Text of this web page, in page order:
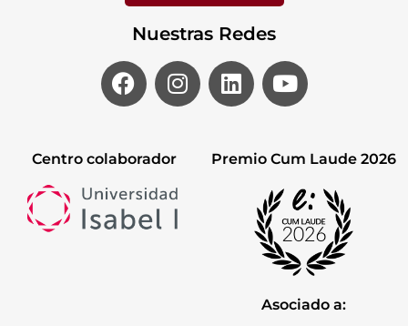
Nuestras Redes
Centro colaborador Premio Cum Laude 2026
Asociado a: